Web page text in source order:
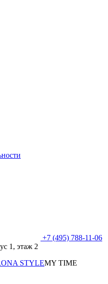
+7 (495) 788-11-06
1, этаж 2
STYLEMY TIME